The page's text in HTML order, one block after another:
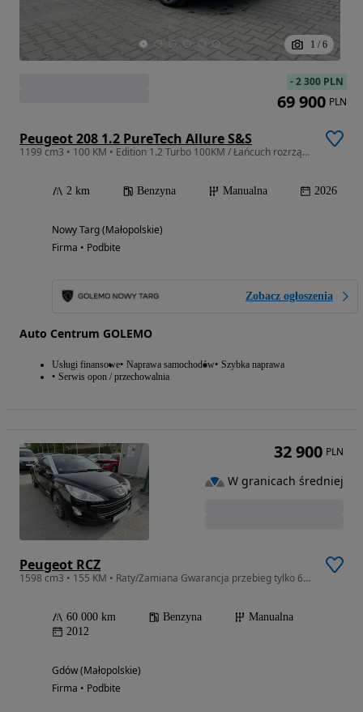
1 / 6
Peugeot 208 1.2 PureTech Allure S&S
1199 cm3 • 100 KM • Edition 1.2 Turbo 100KM / Łańcuch rozrządu /
2 km Benzyna Manualna 2026
Nowy Targ (Małopolskie)
Firma • Podbite
Zobacz ogłoszenia
Auto Centrum GOLEMO
Usługi finansowe Naprawa samochodów Szybka naprawa
Serwis opon / przechowalnia
-2 300 PLN
69 900 PLN
Peugeot RCZ
1598 cm3 • 155 KM • Raty/Zamiana Gwarancja przebieg tylko 60tyś km śliczny samochód
60 000 km Benzyna
Manualna
2012
Gdów (Małopolskie)
Firma • Podbite
32 900 PLN
W granicach średniej